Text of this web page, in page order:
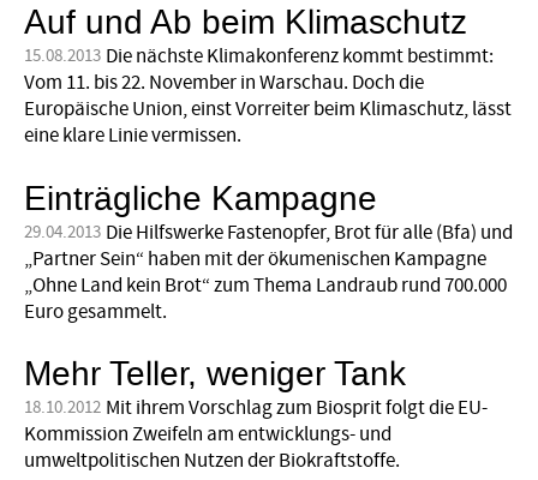
Auf und Ab beim Klimaschutz
15.08.2013 Die nächste Klimakonferenz kommt bestimmt:
Vom 11. bis 22. November in Warschau. Doch die
Europäische Union, einst Vorreiter beim Klimaschutz, lässt
eine klare Linie vermissen.
Einträgliche Kampagne
29.04.2013 Die Hilfswerke Fastenopfer, Brot für alle (Bfa) und
„Partner Sein“ haben mit der ökumenischen Kampagne
„Ohne Land kein Brot“ zum Thema Landraub rund 700.000
Euro gesammelt.
Mehr Teller, weniger Tank
18.10.2012 Mit ihrem Vorschlag zum Biosprit folgt die EU-
Kommission Zweifeln am entwicklungs- und
umweltpolitischen Nutzen der Biokraftstoffe.